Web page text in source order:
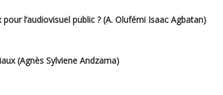
l’audiovisuel public ? (A. Olufémi Isaac Agbatan)
(Agnès Sylviene Andzama)